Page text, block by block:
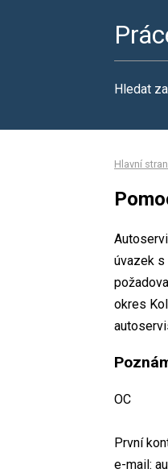
Hledat
Hlavní
úvazek s
okres
OC
První
e-mail: